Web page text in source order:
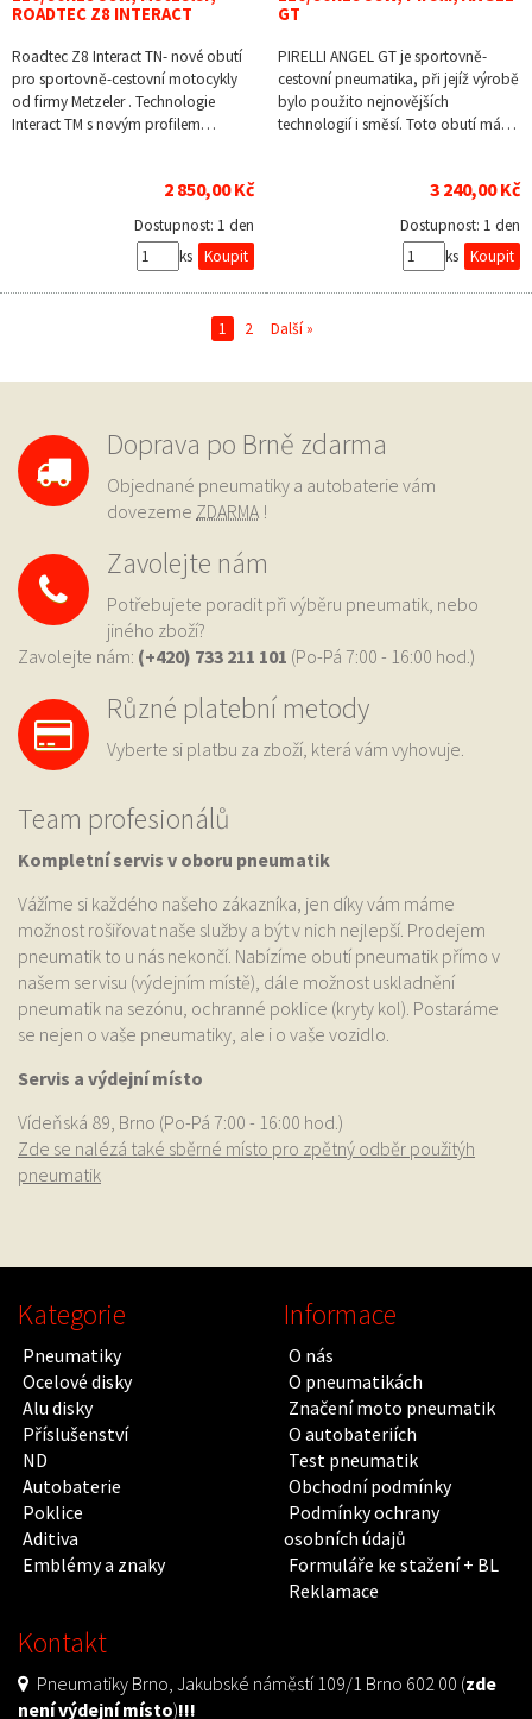
ROADTEC Z8 INTERACT
Roadtec Z8 Interact TN- nové obutí
pro sportovně-cestovní motocykly
od firmy Metzeler . Technologie
Interact TM s novým profilem…
2 850,00 Kč
Dostupnost: 1 den
ks
GT
PIRELLI ANGEL GT je sportovně-
cestovní pneumatika, při jejíž výrobě
bylo použito nejnovějších
technologií i směsí. Toto obutí má…
3 240,00 Kč
Dostupnost: 1 den
ks
1 2 Další »
Doprava po Brně zdarma
Objednané pneumatiky a autobaterie vám
dovezeme ZDARMA !
Zavolejte nám
Potřebujete poradit při výběru pneumatik, nebo
jiného zboží?
Zavolejte nám: (+420) 733 211 101 (Po-Pá 7:00 - 16:00 hod.)
Různé platební metody
Vyberte si platbu za zboží, která vám vyhovuje.
Team profesionálů
Kompletní servis v oboru pneumatik
Vážíme si každého našeho zákazníka, jen díky vám máme
možnost rošiřovat naše služby a být v nich nejlepší. Prodejem
pneumatik to u nás nekončí. Nabízíme obutí pneumatik přímo v
našem servisu (výdejním místě), dále možnost uskladnění
pneumatik na sezónu, ochranné poklice (kryty kol). Postaráme
se nejen o vaše pneumatiky, ale i o vaše vozidlo.
Servis a výdejní místo
Vídeňská 89, Brno (Po-Pá 7:00 - 16:00 hod.)
Zde se nalézá také sběrné místo pro zpětný odběr použitýh
pneumatik
Kategorie
Pneumatiky
Ocelové disky
Alu disky
Příslušenství
ND
Autobaterie
Poklice
Aditiva
Emblémy a znaky
Informace
O nás
O pneumatikách
Značení moto pneumatik
O autobateriích
Test pneumatik
Obchodní podmínky
Podmínky ochrany
osobních údajů
Formuláře ke stažení + BL
Reklamace
Kontakt
Pneumatiky Brno, Jakubské náměstí 109/1 Brno 602 00 (zde
není výdejní místo)!!!